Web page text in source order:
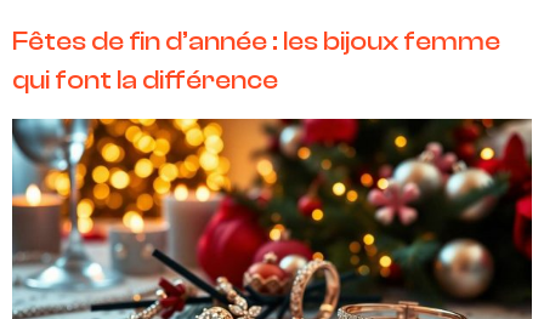
Fêtes de fin d’année : les bijoux femme
qui font la différence